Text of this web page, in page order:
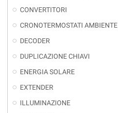
CONVERTITORI
CRONOTERMOSTATI AMBIENTE
DECODER
DUPLICAZIONE CHIAVI
ENERGIA SOLARE
EXTENDER
ILLUMINAZIONE